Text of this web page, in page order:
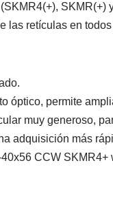
las retículas en
óptico, permite
muy generoso,
adquisición más